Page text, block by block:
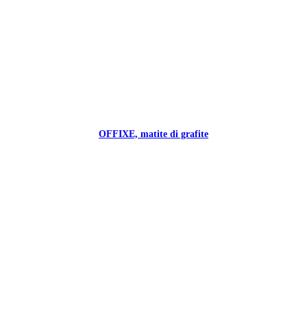
OFFIXE, matite di grafite